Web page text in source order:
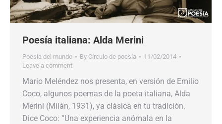
Poesía italiana: Alda Merini
Poesía del mundo By Círculo de poesía
11/02/2014
Leave a comment
Mario Meléndez nos presenta, en versión de Emilio
Coco, algunos poemas de la poeta italiana, Alda
Merini (Milán, 1931), ya clásica en tu tradición.
Dice Coco: “Una experiencia anómala en la